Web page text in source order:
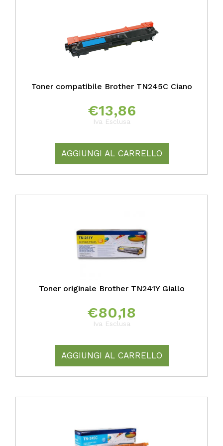
Toner compatibile Brother TN245C Ciano
€13,86
Iva Esclusa
AGGIUNGI AL CARRELLO
Toner originale Brother TN241Y Giallo
€80,18
Iva Esclusa
AGGIUNGI AL CARRELLO